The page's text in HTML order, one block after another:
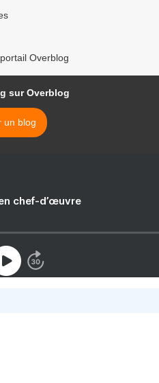
Overblog
sur Overblog
un blog
chef-d’œuvre